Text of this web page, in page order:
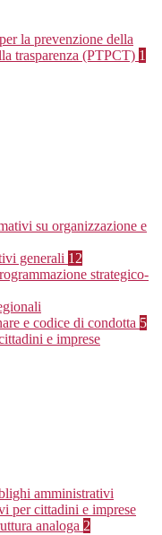
la prevenzione della
trasparenza (PTPCT) 1
su organizzazione e
generali 12
strategico-
e codice di condotta 5
e imprese
amministrativi
per cittadini e imprese
analoga 2